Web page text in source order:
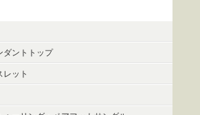
ダントトップ
レット